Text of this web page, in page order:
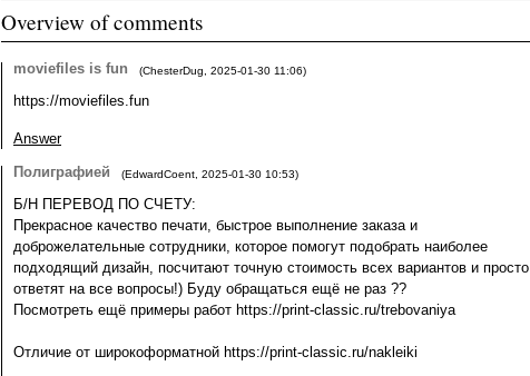
Overview of comments
moviefiles is fun (ChesterDug 2025-01-30 11:06)
https://moviefiles.fun
Answer
Полиграфией
(EdwardCoent 2025-01-30 10:53)
Б/Н ПЕРЕВОД ПО СЧЕТУ:
Прекрасное качество печати, быстрое выполнение заказа и
доброжелательные сотрудники, которое помогут подобрать наиболее
подходящий дизайн, посчитают точную стоимость всех вариантов и просто
ответят на все вопросы!) Буду обращаться ещё не раз ??
Посмотреть ещё примеры работ https://print-classic.ru/trebovaniya
Отличие от широкоформатной https://print-classic.ru/nakleiki